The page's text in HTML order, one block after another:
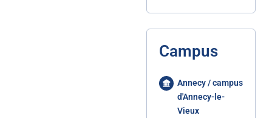
Campus
Annecy / campus
d'Annecy-le-
Vieux